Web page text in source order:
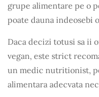
grupe alimentare pe o
poate dauna indeosebi
Daca decizi totusi sa ii
vegan, este strict
un medic nutritionist,
alimentara adecvata